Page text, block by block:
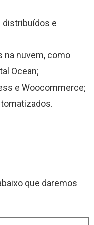
e
na nuvem, como
Ocean;
e Woocommerce;
que daremos